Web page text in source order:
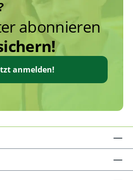
abonnieren
anmelden!